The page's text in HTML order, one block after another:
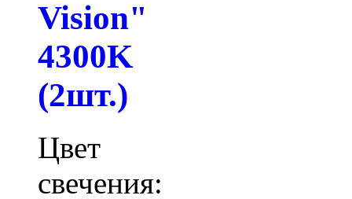
Vision"
4300K
(2шт.)
Цвет
свечения: